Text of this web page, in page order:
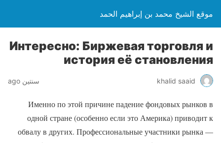
موقع الشيخ محمد بن إبراهيم الحمد
Интересно: Биржевая торговля и
история её становления
khalid saaid سنتين ago
Именно по этой причине падение фондовых рынков в
одной стране (особенно если это Америка) приводит к
обвалу в других. Профессиональные участники рынка —